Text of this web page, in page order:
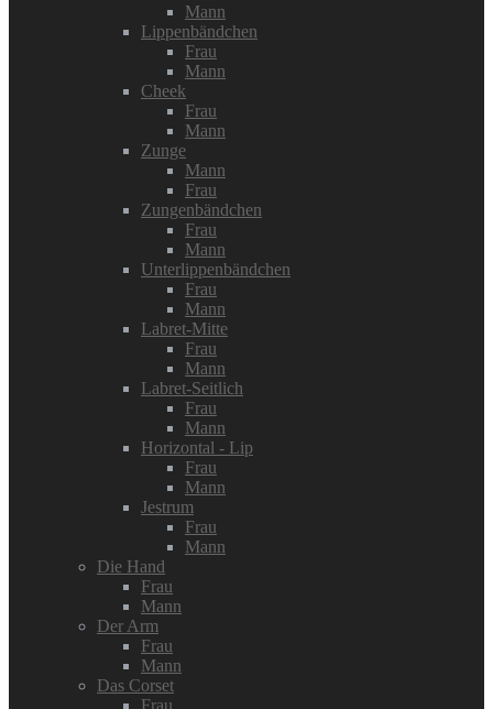
Mann
Lippenbändchen
Frau
Mann
Cheek
Frau
Mann
Zunge
Mann
Frau
Zungenbändchen
Frau
Mann
Unterlippenbändchen
Frau
Mann
Labret-Mitte
Frau
Mann
Labret-Seitlich
Frau
Mann
Horizontal - Lip
Frau
Mann
Jestrum
Frau
Mann
Die Hand
Frau
Mann
Der Arm
Frau
Mann
Das Corset
Frau